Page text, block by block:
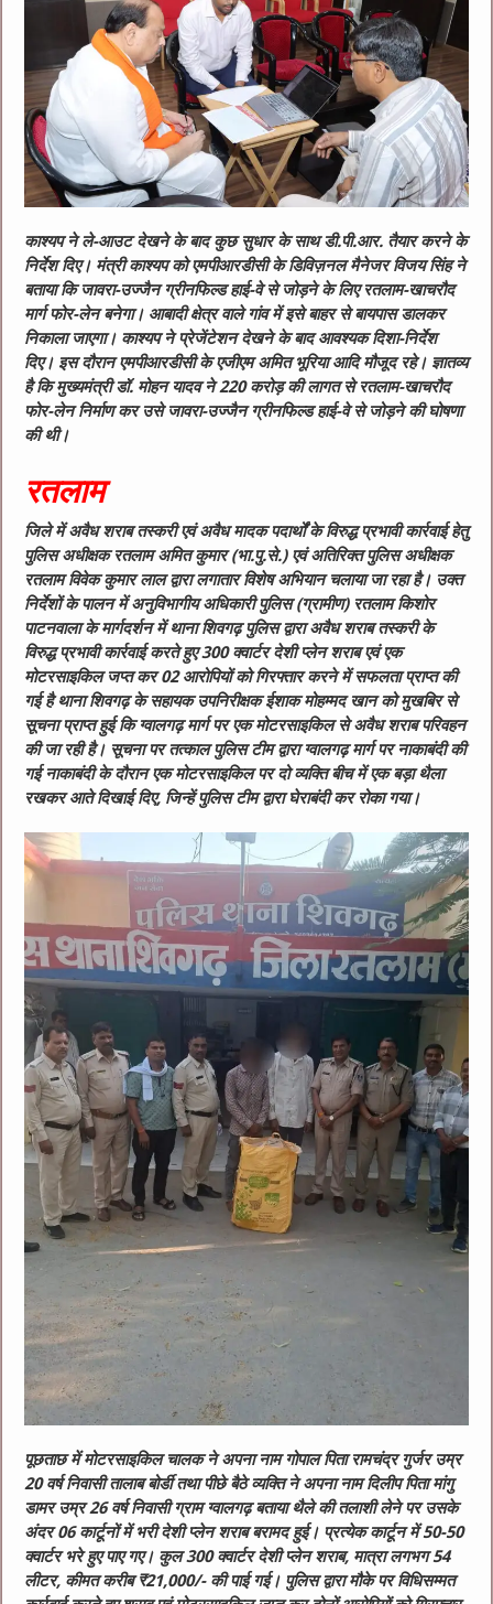
काश्यप ने ले-आउट देखने के बाद कुछ सुधार के साथ डी.पी.आर. तैयार करने के
निर्देश दिए। मंत्री काश्यप को एमपीआरडीसी के डिविज़नल मैनेजर विजय सिंह ने
बताया कि जावरा-उज्जैन ग्रीनफिल्ड हाई-वे से जोड़ने के लिए रतलाम-खाचरौद
मार्ग फोर-लेन बनेगा। आबादी क्षेत्र वाले गांव में इसे बाहर से बायपास डालकर
निकाला जाएगा। काश्यप ने प्रेजेंटेशन देखने के बाद आवश्यक दिशा-निर्देश
दिए। इस दौरान एमपीआरडीसी के एजीएम अमित भूरिया आदि मौजूद रहे। ज्ञातव्य
है कि मुख्यमंत्री डॉ. मोहन यादव ने 220 करोड़ की लागत से रतलाम-खाचरौद
फोर-लेन निर्माण कर उसे जावरा-उज्जैन ग्रीनफिल्ड हाई-वे से जोड़ने की घोषणा
की थी।
रतलाम
जिले में अवैध शराब तस्करी एवं अवैध मादक पदार्थों के विरुद्ध प्रभावी कार्रवाई हेतु
पुलिस अधीक्षक रतलाम अमित कुमार (भा.पु.से.) एवं अतिरिक्त पुलिस अधीक्षक
रतलाम विवेक कुमार लाल द्वारा लगातार विशेष अभियान चलाया जा रहा है। उक्त
निर्देशों के पालन में अनुविभागीय अधिकारी पुलिस (ग्रामीण) रतलाम किशोर
पाटनवाला के मार्गदर्शन में थाना शिवगढ़ पुलिस द्वारा अवैध शराब तस्करी के
विरुद्ध प्रभावी कार्रवाई करते हुए 300 क्वार्टर देशी प्लेन शराब एवं एक
मोटरसाइकिल जप्त कर 02 आरोपियों को गिरफ्तार करने में सफलता प्राप्त की
गई हैथाना शिवगढ़ के सहायक उपनिरीक्षक ईशाक मोहम्मद खान को मुखबिर से
सूचना प्राप्त हुई कि ग्वालगढ़ मार्ग पर एक मोटरसाइकिल से अवैध शराब परिवहन
की जा रही है। सूचना पर तत्काल पुलिस टीम द्वारा ग्वालगढ़ मार्ग पर नाकाबंदी की
गईनाकाबंदी के दौरान एक मोटरसाइकिल पर दो व्यक्ति बीच में एक बड़ा थैला
रखकर आते दिखाई दिए, जिन्हें पुलिस टीम द्वारा घेराबंदी कर रोका गया।
पूछताछ में मोटरसाइकिल चालक ने अपना नाम गोपाल पिता रामचंद्र गुर्जर उम्र
20 वर्ष निवासी तालाब बोर्डी तथा पीछे बैठे व्यक्ति ने अपना नाम दिलीप पिता मांगु
डामर उम्र 26 वर्ष निवासी ग्राम ग्वालगढ़ बतायाथैले की तलाशी लेने पर उसके
अंदर 06 कार्टूनों में भरी देशी प्लेन शराब बरामद हुई। प्रत्येक कार्टून में 50-50
क्वार्टर भरे हुए पाए गए। कुल 300 क्वार्टर देशी प्लेन शराब, मात्रा लगभग 54
लीटर, कीमत करीब ₹21,000/- की पाई गई। पुलिस द्वारा मौके पर विधिसम्मत